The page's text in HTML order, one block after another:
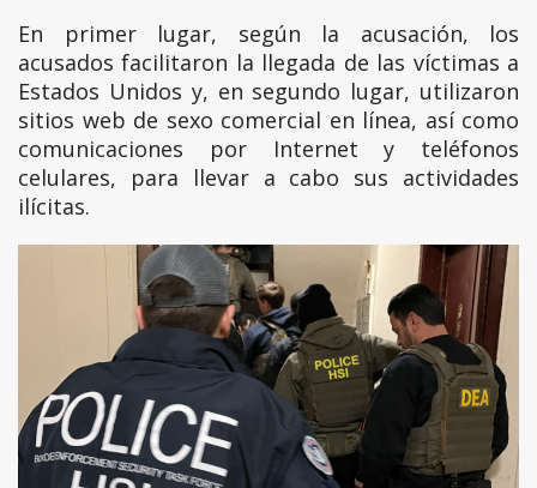
En primer lugar, según la acusación, los
acusados facilitaron la llegada de las víctimas a
Estados Unidos y, en segundo lugar, utilizaron
sitios web de sexo comercial en línea, así como
comunicaciones por Internet y teléfonos
celulares, para llevar a cabo sus actividades
ilícitas.